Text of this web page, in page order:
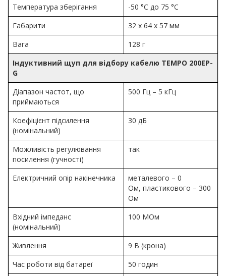
Температура зберігання
-50 °C до 75 °C
Габарити
32 х 64 х 57 мм
Вага
128 г
Індуктивний щуп для відбору кабелю TEMPO 200EP-
G
Діапазон частот, що
приймаються
500 Гц – 5 кГц
Коефіцієнт підсилення
(номінальний)
30 дБ
Можливість регулювання
посилення (гучності)
так
Електричний опір накінечника
металевого – 0
Ом, пластикового – 300
Ом
Вхідний імпеданс
(номінальний)
100 МОм
Живлення
9 В (крона)
Час роботи від батареї
50 годин